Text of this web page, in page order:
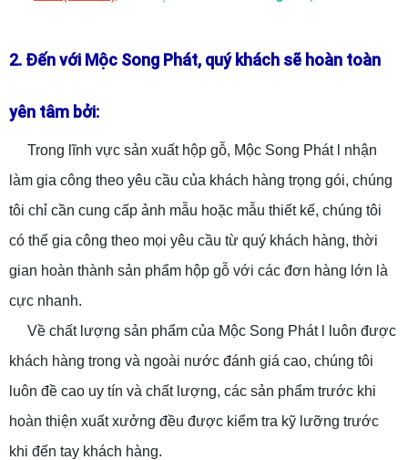
2. Đến với Mộc Song Phát, quý khách sẽ hoàn toàn
yên tâm bởi:
Trong lĩnh vực sản xuất hộp gỗ, Mộc Song Phát l nhận
làm gia công theo yêu cầu của khách hàng trọng gói, chúng
tôi chỉ cần cung cấp ảnh mẫu hoặc mẫu thiết kế, chúng tôi
có thể gia công theo mọi yêu cầu từ quý khách hàng, thời
gian hoàn thành sản phẩm hộp gỗ với các đơn hàng lớn là
cực nhanh.
Về chất lượng sản phẩm của Mộc Song Phát l luôn được
khách hàng trong và ngoài nước đánh giá cao, chúng tôi
luôn đề cao uy tín và chất lượng, các sản phẩm trước khi
hoàn thiện xuất xưởng đều được kiểm tra kỹ lưỡng trước
khi đến tay khách hàng.